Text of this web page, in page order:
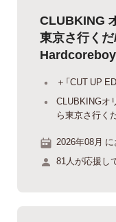
CLUBKING
東京さ行く
＋「CUT UP
CLUBKINGオ
ら東京さ行く
2026年08月 に
81人が応援し